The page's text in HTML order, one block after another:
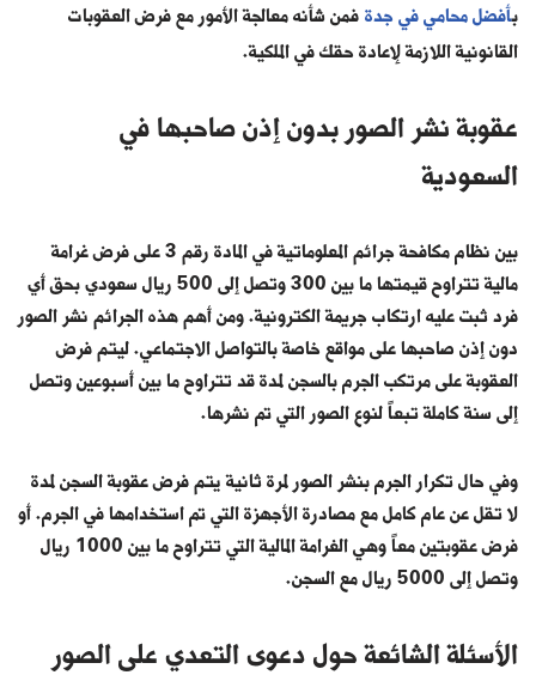
بأفضل محامي في جدةفمن شأنه معالجة الأمور مع فرض العقوبات
القانونية اللازمة لإعادة حقك في الملكية.
عقوبة نشر الصور بدون إذن صاحبها في
السعودية
بين نظام مكافحة جرائم المعلوماتية في المادة رقم 3 على فرض غرامة
مالية تتراوح قيمتها ما بين 300 وتصل إلى 500 ريال سعودي بحق أي
فرد ثبت عليه ارتكاب جريمة الكترونية. ومن أهم هذه الجرائم نشر الصور
دون إذن صاحبها على مواقع خاصة بالتواصل الاجتماعي. ليتم فرض
العقوبة على مرتكب الجرم بالسجن لمدة قد تتراوح ما بين أسبوعين وتصل
إلى سنة كاملة تبعاً لنوع الصور التي تم نشرها.
وفي حال تكرار الجرم بنشر الصور لمرة ثانية يتم فرض عقوبة السجن لمدة
لا تقل عن عام كامل مع مصادرة الأجهزة التي تم استخدامها في الجرم. أو
فرض عقوبتين معاً وهي الغرامة المالية التي تتراوح ما بين 1000 ريال
وتصل إلى 5000 ريال مع السجن.
الأسئلة الشائعة حول دعوى التعدي على الصور